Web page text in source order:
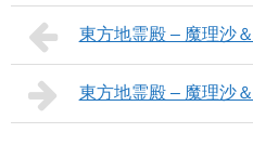
東方地霊殿 – 魔理沙
東方地霊殿 – 魔理沙